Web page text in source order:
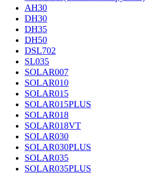
AH30
DH30
DH35
DH50
DSL702
SL035
SOLAR007
SOLAR010
SOLAR015
SOLAR015PLUS
SOLAR018
SOLAR018VT
SOLAR030
SOLAR030PLUS
SOLAR035
SOLAR035PLUS